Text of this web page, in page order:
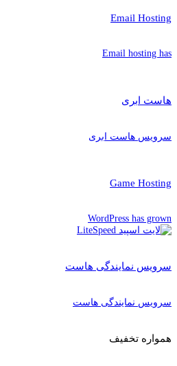
Email Hosting
Email hosting has
هاست ابری
سرویس هاست ابری
Game Hosting
WordPress has grown
سرویس نمایندگی هاست
سرویس نمایندگی هاست
همواره تخفیف